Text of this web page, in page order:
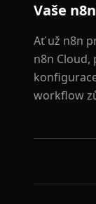
Vaše
Ať už n8n
n8n
workflow